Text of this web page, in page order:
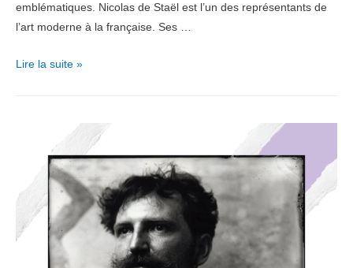
emblématiques. Nicolas de Staël est l’un des représentants de
l’art moderne à la française. Ses …
Zoom
cinq
œuvres
emblématiques
Lire la suite »